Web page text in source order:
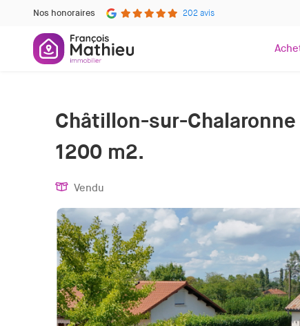
Nos honoraires 202 avis
Châtillon-sur-
1200 m2.
Vendu